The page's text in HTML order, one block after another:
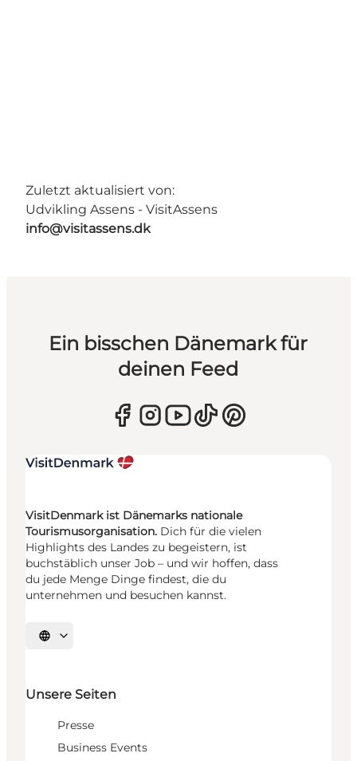
Zuletzt aktualisiert von:
Udvikling Assens - VisitAssens
info@visitassens.dk
Ein bisschen Dänemark für
deinen Feed
VisitDenmark ist Dänemarks nationale
Tourismusorganisation. Dich für die vielen
Highlights des Landes zu begeistern, ist
buchstäblich unser Job – und wir hoffen, dass
du jede Menge Dinge findest, die du
unternehmen und besuchen kannst.
Sprache auswählen
Unsere Seiten
Presse
Business Events